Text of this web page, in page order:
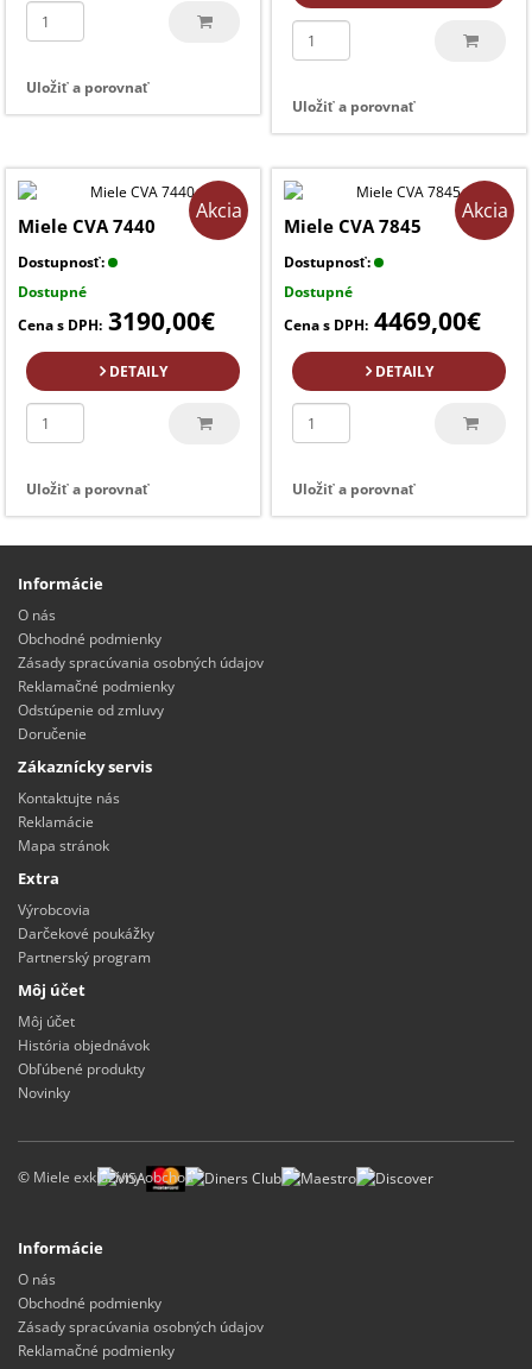
Uložiť a porovnať
Uložiť a porovnať
Akcia
Miele CVA 7440
Dostupnosť:
Dostupné
Cena s DPH: 3190,00€
DETAILY
Uložiť a porovnať
Akcia
Miele CVA 7845
Dostupnosť:
Dostupné
Cena s DPH: 4469,00€
DETAILY
Uložiť a porovnať
Informácie
O nás
Obchodné podmienky
Zásady spracúvania osobných údajov
Reklamačné podmienky
Odstúpenie od zmluvy
Doručenie
Zákaznícky servis
Kontaktujte nás
Reklamácie
Mapa stránok
Extra
Výrobcovia
Darčekové poukážky
Partnerský program
Môj účet
Môj účet
História objednávok
Obľúbené produkty
Novinky
© Miele exkluzívny obchod
Informácie
O nás
Obchodné podmienky
Zásady spracúvania osobných údajov
Reklamačné podmienky